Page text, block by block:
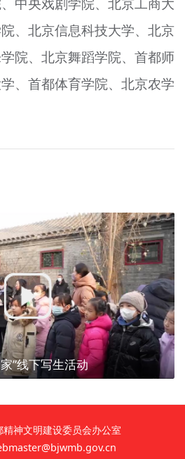
中央戏剧学院、北京工商大
、北京信息科技大学、北京
院、北京舞蹈学院、首都师
、首都体育学院、北京农学
”线下写生活动
精神文明建设委员会办公室